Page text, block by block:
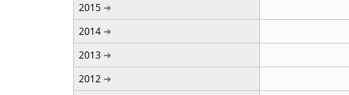
2015
2014
2013
2012